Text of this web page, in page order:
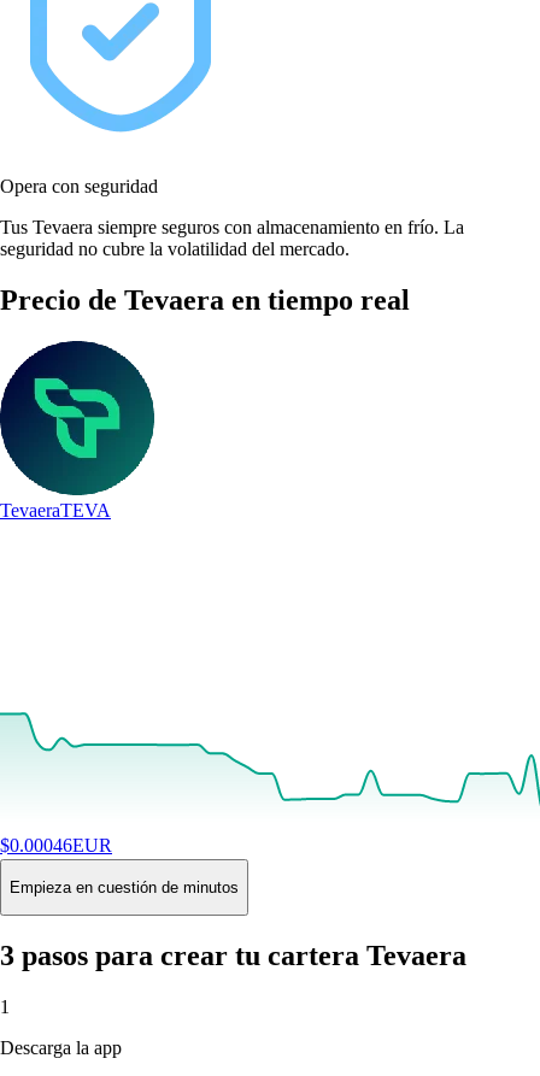
Opera con seguridad
Tus Tevaera siempre seguros con almacenamiento en frío. La
seguridad no cubre la volatilidad del mercado.
Precio de Tevaera en tiempo real
TevaeraTEVA
$0.00046EUR
+3.40%24H
Buy
Empieza en cuestión de minutos
3 pasos para crear tu cartera Tevaera
1
Descarga la app